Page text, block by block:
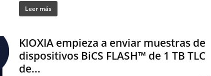
Leer más
KIOXIA empieza a enviar muestras de
dispositivos BiCS FLASH™ de 1 TB TLC
de...